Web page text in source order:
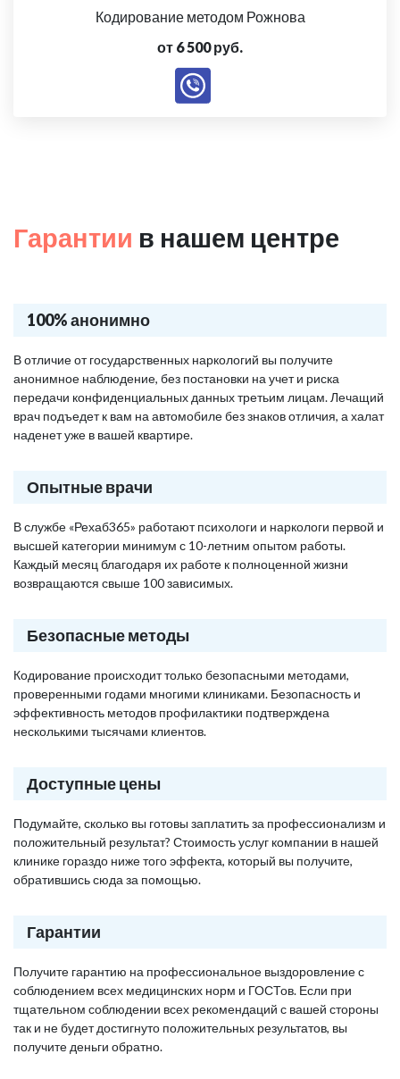
Кодирование методом Рожнова
от 6 500 руб.
Гарантии в нашем центре
100% анонимно
В отличие от государственных наркологий вы получите
анонимное наблюдение, без постановки на учет и риска
передачи конфиденциальных данных третьим лицам. Лечащий
врач подъедет к вам на автомобиле без знаков отличия, а халат
наденет уже в вашей квартире.
Опытные врачи
В службе «Рехаб365» работают психологи и наркологи первой и
высшей категории минимум с 10-летним опытом работы.
Каждый месяц благодаря их работе к полноценной жизни
возвращаются свыше 100 зависимых.
Безопасные методы
Кодирование происходит только безопасными методами,
проверенными годами многими клиниками. Безопасность и
эффективность методов профилактики подтверждена
несколькими тысячами клиентов.
Доступные цены
Подумайте, сколько вы готовы заплатить за профессионализм и
положительный результат? Стоимость услуг компании в нашей
клинике гораздо ниже того эффекта, который вы получите,
обратившись сюда за помощью.
Гарантии
Получите гарантию на профессиональное выздоровление с
соблюдением всех медицинских норм и ГОСТов. Если при
тщательном соблюдении всех рекомендаций с вашей стороны
так и не будет достигнуто положительных результатов, вы
получите деньги обратно.